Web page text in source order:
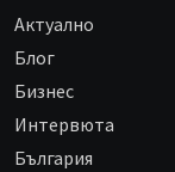
Aктуално
Блог
Бизнес
Интервюта
България